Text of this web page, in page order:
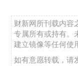
财新网所刊载内容
专属所有或持有。
建立镜像等任何使
如有意愿转载，请